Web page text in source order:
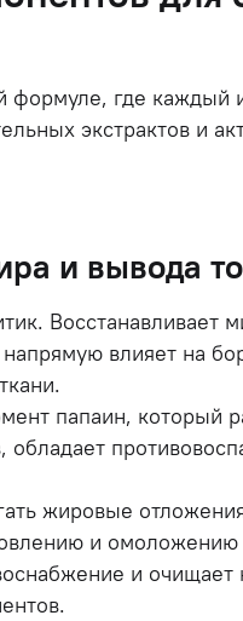
формуле, где каждый
экстрактов и
и вывода
Восстанавливает
влияет на
папаин, который
жировые
и омоложению
и очищает